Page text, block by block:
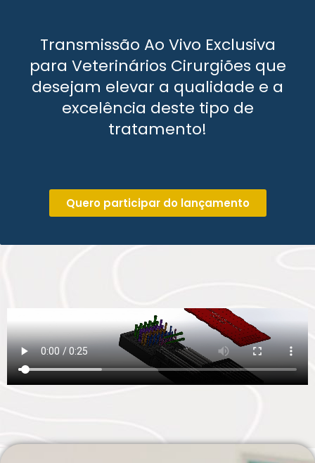
Transmissão Ao Vivo Exclusiva
para Veterinários Cirurgiões que
desejam elevar a qualidade e a
excelência deste tipo de
tratamento!
Quero participar do lançamento